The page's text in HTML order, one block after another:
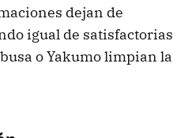
dejan de
igual de satisfactorias
o Yakumo limpian la